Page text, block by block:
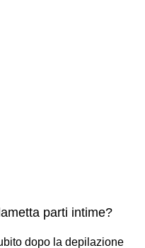
parti intime?
dopo la depilazione